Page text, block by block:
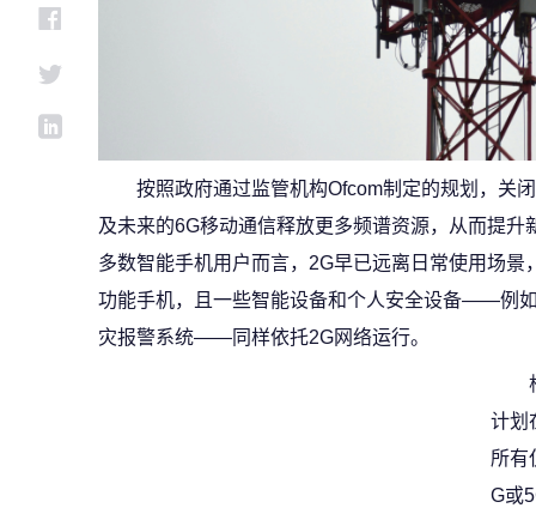
按照政府通过监管机构Ofcom制定的规划，关
及未来的6G移动通信释放更多频谱资源，从而提
多数智能手机用户而言，2G早已远离日常使用场
功能手机，且一些智能设备和个人安全设备——例
灾报警系统——同样依托2G网络运行。
计划
所有
G或